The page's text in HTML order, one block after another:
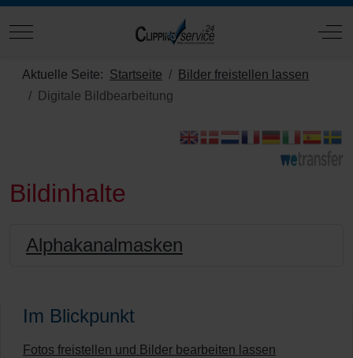
Mobile Menu Toggle Off-
Aktuelle Seite: Startseite
Bilder freistellen lassen
Digitale Bildbearbeitung
Bildinhalte
Alphakanalmasken
Im Blickpunkt
Fotos freistellen und Bilder bearbeiten lassen